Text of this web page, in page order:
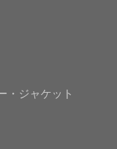
・ジャケット